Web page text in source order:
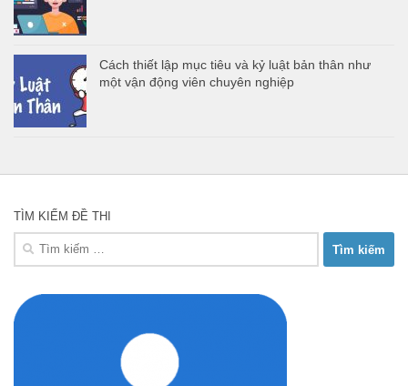
Cách thiết lập mục tiêu và kỷ luật bản thân như
một vận động viên chuyên nghiệp
TÌM KIẾM ĐỀ THI
Tìm